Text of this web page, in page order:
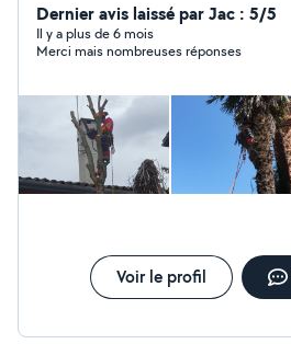
Dernier avis laissé par Jac : 5/5
Il y a plus de 6 mois
Merci mais nombreuses réponses
Voir le profil